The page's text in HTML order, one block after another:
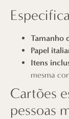
Tamanho
Papel
Itens
mesma
Cartões
pessoas